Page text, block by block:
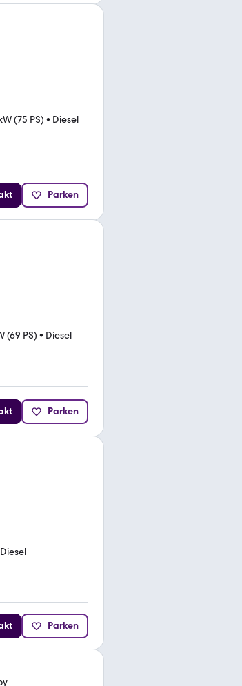
(75 PS) • Diesel
Parken
(69 PS) • Diesel
Parken
Diesel
Parken